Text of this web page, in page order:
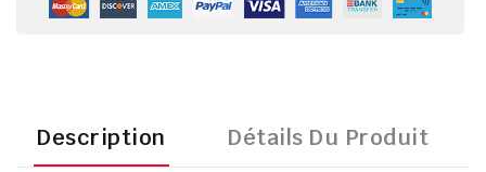
Description Détails Du Produit